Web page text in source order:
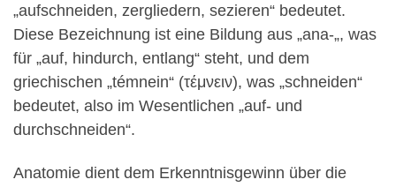
„aufschneiden, zergliedern, sezieren“ bedeutet.
Diese Bezeichnung ist eine Bildung aus „ana-„, was
für „auf, hindurch, entlang“ steht, und dem
griechischen „témnein“ (τέμνειν), was „schneiden“
bedeutet, also im Wesentlichen „auf- und
durchschneiden“.
Anatomie dient dem Erkenntnisgewinn über die